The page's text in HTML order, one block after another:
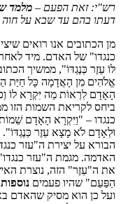
רש"י: זאת הפעם – מלמד
דעתו בהם עד שבא על חוה
מן הכתובים אנו רואים
כנגדו" של האדם. מיד
לּוֹ עֵזֶר כְּנֶגְדּוֹ", ממשיך
אֱלֹהִים מִן הָאֲדָמָה כָּל חַיַּת
הָאָדָם לִרְאוֹת מַה יִּקְרָא לוֹ
ביחס לקריאת השמות הזו
כנגדו – "וַיִּקְרָא הָאָדָם
וּלְאָדָם לֹא מָצָא עֵזֶר
הבורא על יצירת ה"עזר
האדמה. מגמת ה"עזר
את ה"עֵזֶר" הזה, נוצרת
הַפַּעַם" שהיו פעמים נוספות
ועל כן הוא מסיק שהאדם